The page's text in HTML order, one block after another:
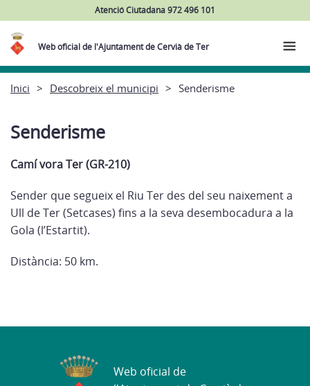
Atenció Ciutadana 972 496 101
Web oficial de l'Ajuntament de Cervià de Ter
Inici Descobreix el municipi Senderisme
Senderisme
Camí vora Ter (GR-210)
Sender que segueix el Riu Ter des del seu naixement a
Ull de Ter (Setcases) fins a la seva desembocadura a la
Gola (l’Estartit).
Distància: 50 km.
Web oficial de